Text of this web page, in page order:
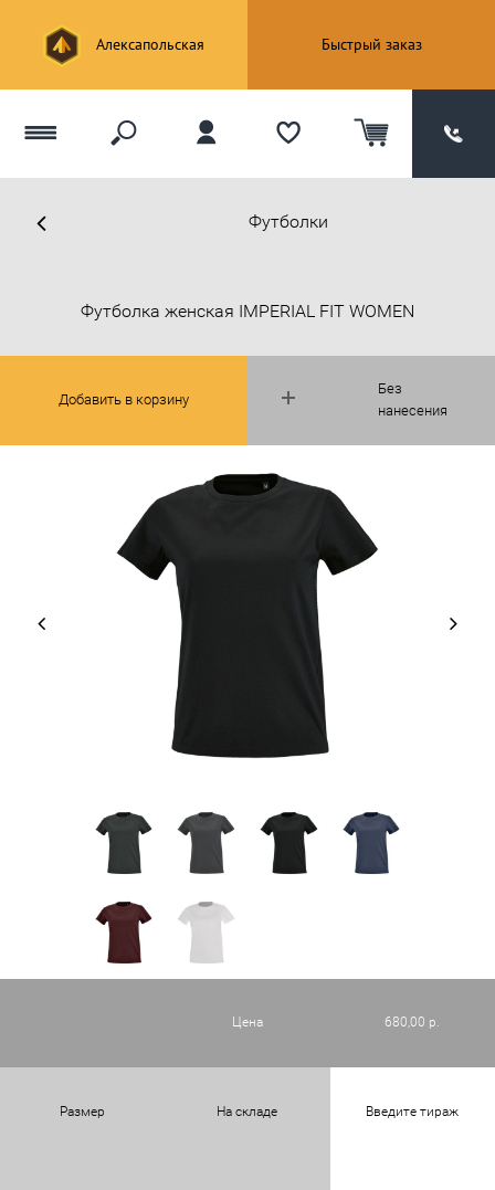
Алексапольская Быстрый заказ
Футболки
Без
нанесения
Футболка женская IMPERIAL FIT WOMEN
Добавить в корзину
Цена 680,00 р.
Размер На складе Введите тираж